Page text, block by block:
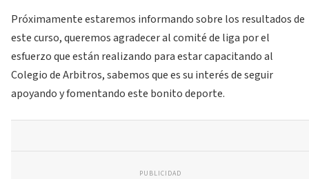
Próximamente estaremos informando sobre los resultados de
este curso, queremos agradecer al comité de liga por el
esfuerzo que están realizando para estar capacitando al
Colegio de Arbitros, sabemos que es su interés de seguir
apoyando y fomentando este bonito deporte.
PUBLICIDAD